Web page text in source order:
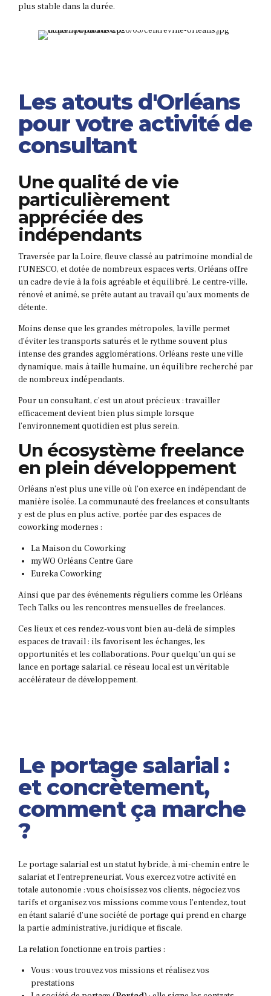
plus stable dans la durée.
Les atouts d'Orléans
pour votre activité de
consultant
Une qualité de vie
particulièrement
appréciée des
indépendants
Traversée par la Loire, fleuve classé au patrimoine mondial de
l’UNESCO, et dotée de nombreux espaces verts, Orléans offre
un cadre de vie à la fois agréable et équilibré. Le centre-ville,
rénové et animé, se prête autant au travail qu’aux moments de
détente.
Moins dense que les grandes métropoles, la ville permet
d’éviter les transports saturés et le rythme souvent plus
intense des grandes agglomérations. Orléans reste une ville
dynamique, mais à taille humaine, un équilibre recherché par
de nombreux indépendants.
Pour un consultant, c’est un atout précieux : travailler
efficacement devient bien plus simple lorsque
l’environnement quotidien est plus serein.
Un écosystème freelance
en plein développement
Orléans n’est plus une ville où l’on exerce en indépendant de
manière isolée. La communauté des freelances et consultants
y est de plus en plus active, portée par des espaces de
coworking modernes :
La Maison du Coworking
myWO Orléans Centre Gare
Eureka Coworking
Ainsi que par des événements réguliers comme les Orléans
Tech Talks ou les rencontres mensuelles de freelances.
Ces lieux et ces rendez-vous vont bien au-delà de simples
espaces de travail : ils favorisent les échanges, les
opportunités et les collaborations. Pour quelqu’un qui se
lance en portage salarial, ce réseau local est un véritable
accélérateur de développement.
Le portage salarial :
et concrètement,
comment ça marche
?
Le portage salarial est un statut hybride, à mi-chemin entre le
salariat et l’entrepreneuriat. Vous exercez votre activité en
totale autonomie : vous choisissez vos clients, négociez vos
tarifs et organisez vos missions comme vous l’entendez, tout
en étant salarié d’une société de portage qui prend en charge
la partie administrative, juridique et fiscale.
La relation fonctionne en trois parties :
Vous : vous trouvez vos missions et réalisez vos
prestations